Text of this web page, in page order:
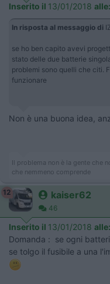
Inserito il 13/01/2018 alle:
In risposta al messaggio di
se ho ben capito avevi
stato delle due batterie
problemi sono quelli che citi.
funzionare
Non è una buona idea,
Il problema non è la gente che
che nemmeno comprende
12 kaiser62
46
Inserito il 13/01/2018 alle:
Domanda : se ogni
se tolgo il fusibile a una